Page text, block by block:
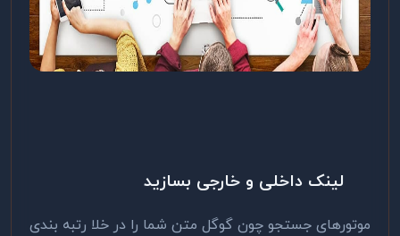
لینک داخلی و خارجی بسازید
موتورهای جستجو چون گوگل متن شما را در خلا رتبه بندی